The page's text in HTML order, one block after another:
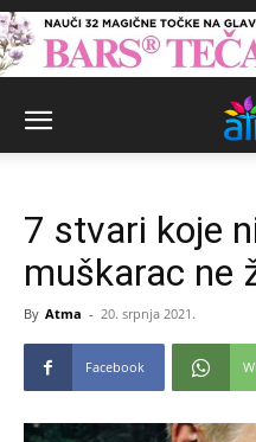
7 stvari koje
muškarac ne
By Atma - 20. srpnja 2021.
Facebook